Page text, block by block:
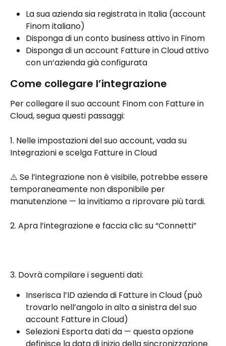
La sua azienda sia registrata in Italia (account
Finom italiano)
Disponga di un conto business attivo in Finom
Disponga di un account Fatture in Cloud attivo
con un’azienda già configurata
Come collegare l’integrazione
Per collegare il suo account Finom con Fatture in
Cloud, segua questi passaggi:
1. Nelle impostazioni del suo account, vada su
Integrazioni e scelga Fatture in Cloud
⚠️ Se l’integrazione non è visibile, potrebbe essere
temporaneamente non disponibile per
manutenzione — la invitiamo a riprovare più tardi.
2. Apra l’integrazione e faccia clic su “Connetti”
3. Dovrà compilare i seguenti dati:
Inserisca l’ID azienda di Fatture in Cloud (può
trovarlo nell’angolo in alto a sinistra del suo
account Fatture in Cloud)
Selezioni Esporta dati da — questa opzione